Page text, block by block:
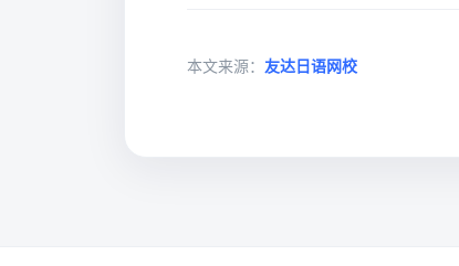
本文来源： 友达日语网校